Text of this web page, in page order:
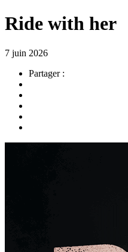
Ride with her
7 juin 2026
Partager :